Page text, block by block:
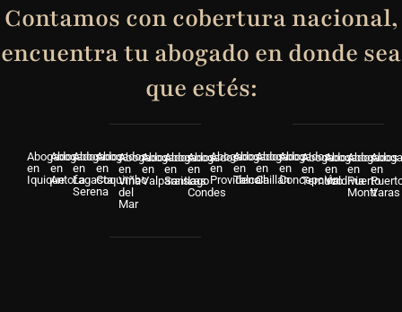
Contamos con cobertura nacional,
encuentra tu abogado en donde sea
que estés:
Abogados
en
Iquique
Abogados
en
Antofagasta
Abogados
en
La
Serena
Abogados
en
Coquimbo
Abogados
en
Viña
del
Mar
Abogados
en
Valparaiso
Abogados
en
Santiago
Abogados
en
Las
Condes
Abogados
en
Providencia
Abogados
en
Talca
Abogados
en
Chillán
Abogados
en
Concepción
Abogados
en
Temuco
Abogados
en
Valdivia
Abogados
en
Puerto
Montt
en
Varas